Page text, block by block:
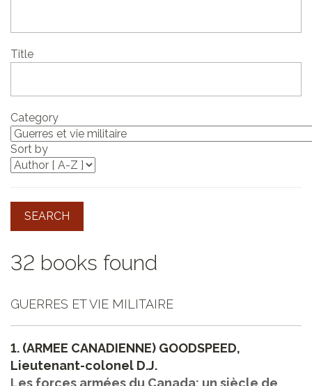
Title
Category
Sort by
SEARCH
32 books found
GUERRES ET VIE MILITAIRE
1. (ARMEE CANADIENNE) GOODSPEED,
Lieutenant-colonel D.J.
Les forces armées du Canada: un siècle de